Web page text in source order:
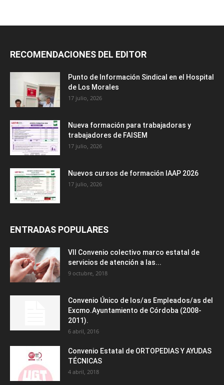
RECOMENDACIONES DEL EDITOR
Punto de Información Sindical en el Hospital
de Los Morales
17 julio, 2026
Nueva formación para trabajadoras y
trabajadores de FAISEM
17 julio, 2026
Nuevos cursos de formación IAAP 2026
17 julio, 2026
ENTRADAS POPULARES
VII Convenio colectivo marco estatal de
servicios de atención a las...
9 octubre, 2018
Convenio Único de los/as Empleados/as del
Excmo.Ayuntamiento de Córdoba (2008-
2011).
6 abril, 2016
Convenio Estatal de ORTOPEDIAS Y AYUDAS
TÉCNICAS
4 abril, 2018